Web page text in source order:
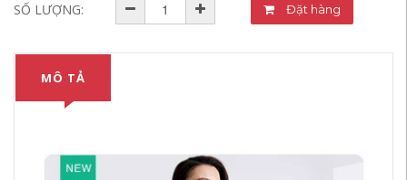
SỐ LƯỢNG: Đặt hàng
MÔ TẢ